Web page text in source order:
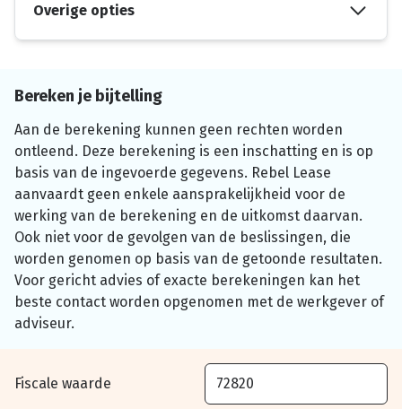
Overige opties
Bereken je bijtelling
Aan de berekening kunnen geen rechten worden
ontleend. Deze berekening is een inschatting en is op
basis van de ingevoerde gegevens. Rebel Lease
aanvaardt geen enkele aansprakelijkheid voor de
werking van de berekening en de uitkomst daarvan.
Ook niet voor de gevolgen van de beslissingen, die
worden genomen op basis van de getoonde resultaten.
Voor gericht advies of exacte berekeningen kan het
beste contact worden opgenomen met de werkgever of
adviseur.
Fiscale waarde